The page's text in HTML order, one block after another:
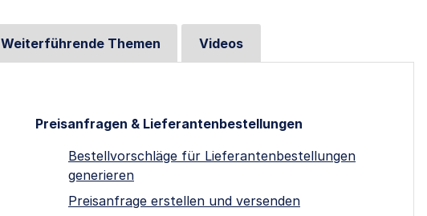
Weiterführende Themen Videos
Preisanfragen & Lieferantenbestellungen
Bestellvorschläge für Lieferantenbestellungen
generieren
Preisanfrage erstellen und versenden